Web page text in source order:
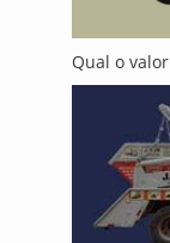
Qual o